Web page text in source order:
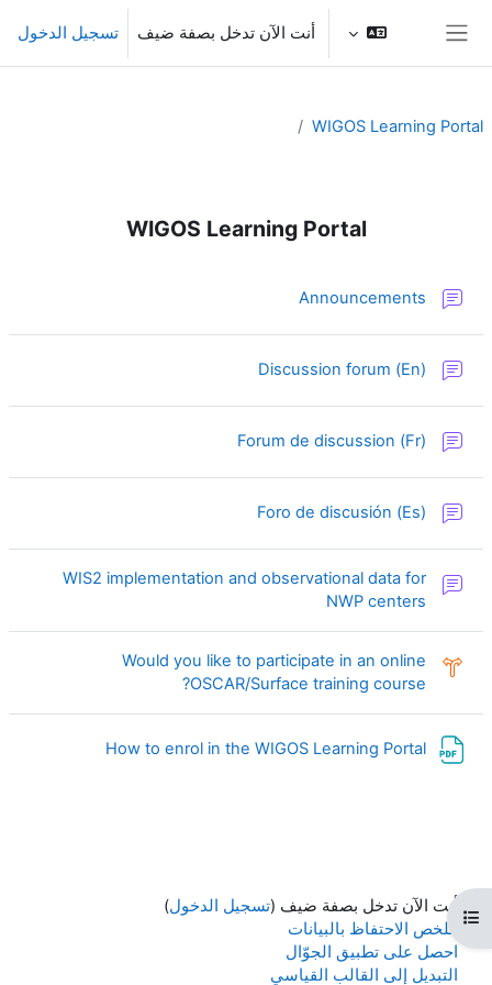
تخطى إلى المحتوى الرئيسي
أنت الآن تدخل بصفة ضيف تسجيل الدخول
فتح فهرس المقرر
WIGOS Learning Portal
WIGOS Learning Portal
Announcements
Discussion forum (En)
Forum de discussion (Fr)
Foro de discusión (Es)
WIS2 implementation and observational data for
NWP centers
Would you like to participate in an online
OSCAR/Surface training course? إختيار
How to enrol in the WIGOS Learning Portal
أنت الآن تدخل بصفة ضيف (تسجيل الدخول)
ملخص الاحتفاظ بالبيانات
احصل على تطبيق الجوّال
التبديل إلى القالب القياسي